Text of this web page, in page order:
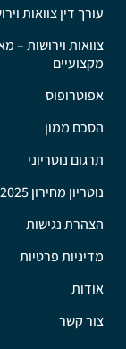
עורך דין צוואות
צוואות וירושות –
מקצועיים
אפוטרופוס
הסכם ממון
תרגום נוטריוני
נוטריון מחירון 2025
הצהרת נגישות
מדיניות פרטיות
אודות
צור קשר